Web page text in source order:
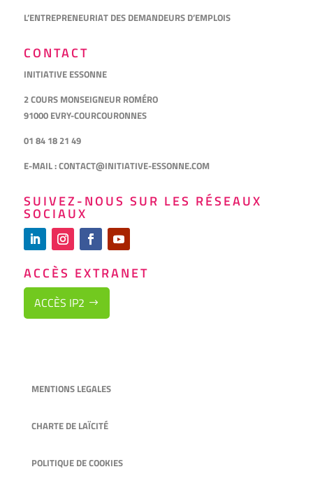
L’ENTREPRENEURIAT DES DEMANDEURS D’EMPLOIS
CONTACT
INITIATIVE ESSONNE
2 COURS MONSEIGNEUR ROMÉRO
91000 EVRY-COURCOURONNES
01 84 18 21 49
E-MAIL :CONTACT@INITIATIVE-ESSONNE.COM
SUIVEZ-NOUS SUR LES RÉSEAUX
SOCIAUX
ACCÈS EXTRANET
ACCÈS IP2
MENTIONS LEGALES
CHARTE DE LAÏCITÉ
POLITIQUE DE COOKIES